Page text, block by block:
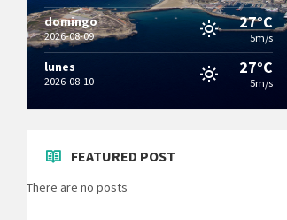
domingo
2026-08-09
27°C
5m/s
lunes
2026-08-10
27°C
5m/s
FEATURED POST
There are no posts